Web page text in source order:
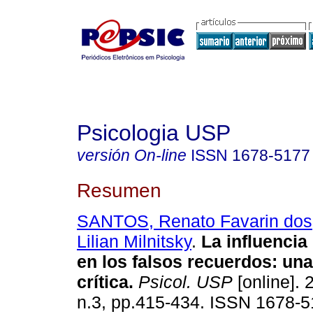
Psicologia USP
versión On-line ISSN 1678-5177
Resumen
SANTOS, Renato Favarin dos
Lilian Milnitsky. La influencia
en los falsos recuerdos:
crítica. Psicol. USP [online].
n.3, pp.415-434. ISSN 1678-